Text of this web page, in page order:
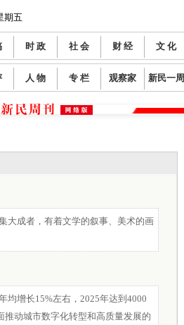
期五
时 政 社 会 财 经 文 化
人 物 专 栏 观察家 新民一周
大成者，有着文学的叙事、美术的画
均增长15%左右，2025年达到4000
动城市数字化转型和高质量发展的